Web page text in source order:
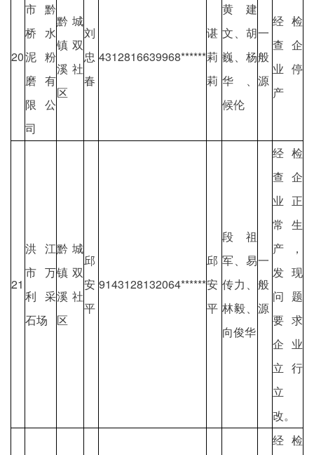
20
市黔
桥水
泥粉
磨有
限公
司
黔城
镇双
溪社
区
刘
忠
春
4312816639968******
谌
莉
莉
黄建
文、胡
巍、杨
华、
候伦
一
般
源
经检
查企
业停
产
21
洪江
市万
利采
石场
黔城
镇双
溪社
区
邱
安
平
9143128132064******
邱
安
平
段祖
军、易
传力、
林毅、
向俊华
一
般
源
经检
查企
业正
常生
产，
发现
问题
要求
企业
立行
立
改。
经检